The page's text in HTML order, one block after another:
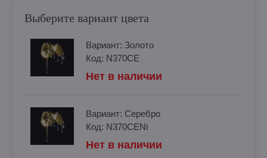
Выберите вариант цвета
Вариант: Золотo
Код: N370CE
Нет в наличии
Вариант: Cеребро
Код: N370CENi
Нет в наличии